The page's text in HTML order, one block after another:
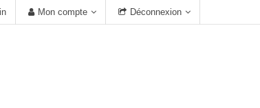
Mon compte Déconnexion